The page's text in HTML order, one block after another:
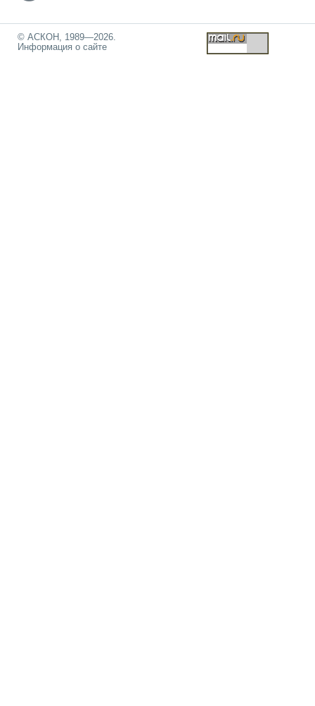
© АСКОН, 1989—2026.
Информация о сайте